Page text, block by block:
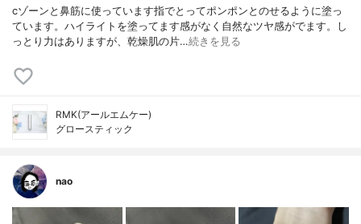
cゾーンと鼻筋に使っています指でとってポンポンとのせるように塗っ
ています。ハイライトを塗ってます感がなく自然なツヤ感がでます。し
っとり力はありますが、乾燥肌の片…続きを見る
RMK(アールエムケー)
グロースティック
nao